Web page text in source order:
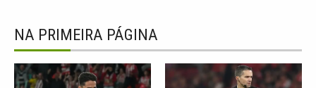
NA PRIMEIRA PÁGINA